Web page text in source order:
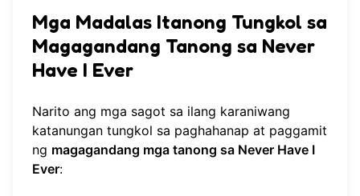
Mga Madalas Itanong Tungkol sa
Magagandang Tanong sa Never
Have I Ever
Narito ang mga sagot sa ilang karaniwang
katanungan tungkol sa paghahanap at paggamit
ng magagandang mga tanong sa Never Have I
Ever: